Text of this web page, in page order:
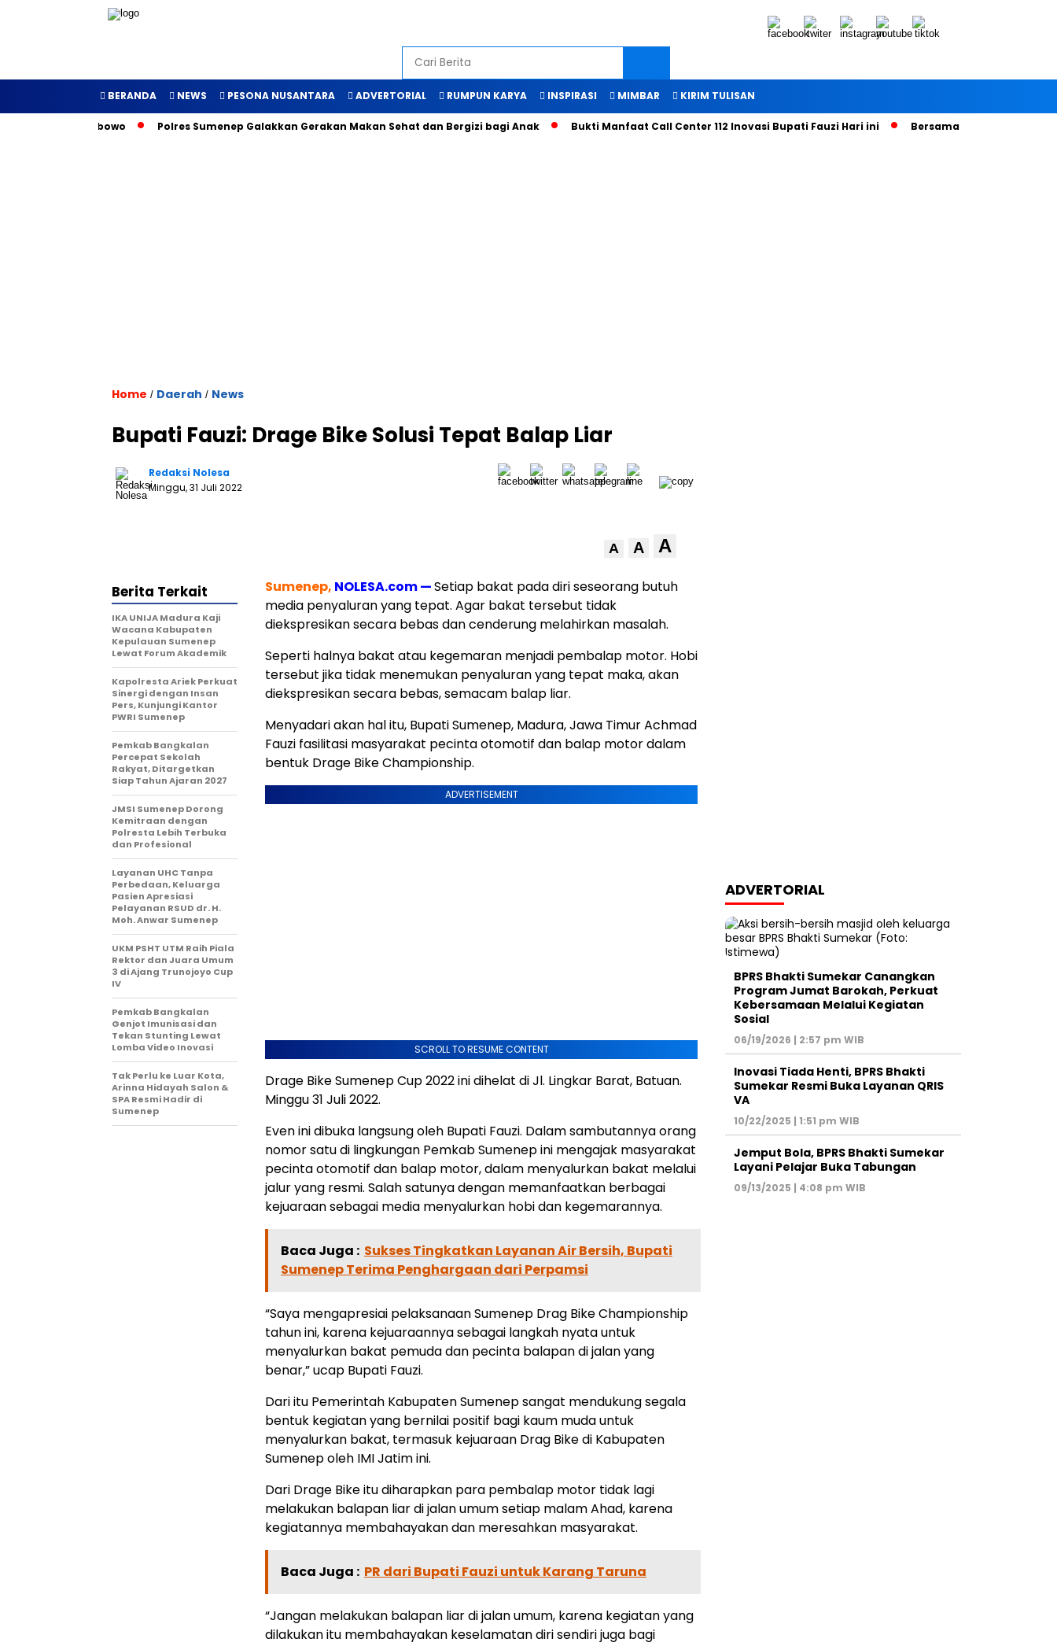
BERANDA NEWS PESONA NUSANTARA ADVERTORIAL RUMPUN KARYA INSPIRASI MIMBAR KIRIM TULISAN
Polres Sumenep Galakkan Gerakan Makan Sehat dan Bergizi bagi Anak Bukti Manfaat Call Center 112 Inovasi Bupati Fauzi Hari ini Bersama Tim KP3, Kapolres
Home / Daerah / News
Bupati Fauzi: Drage Bike Solusi Tepat Balap Liar
Redaksi Nolesa
Minggu, 31 Juli 2022
A A A
Sumenep, NOLESA.com —Setiap bakat pada diri seseorang butuh
media penyaluran yang tepat. Agar bakat tersebut tidak
diekspresikan secara bebas dan cenderung melahirkan masalah.
Seperti halnya bakat atau kegemaran menjadi pembalap motor. Hobi
tersebut jika tidak menemukan penyaluran yang tepat maka, akan
diekspresikan secara bebas, semacam balap liar.
Menyadari akan hal itu, Bupati Sumenep, Madura, Jawa Timur Achmad
Fauzi fasilitasi masyarakat pecinta otomotif dan balap motor dalam
bentuk Drage Bike Championship.
ADVERTISEMENT
SCROLL TO RESUME CONTENT
Drage Bike Sumenep Cup 2022 ini dihelat di Jl. Lingkar Barat, Batuan.
Minggu 31 Juli 2022.
Even ini dibuka langsung oleh Bupati Fauzi. Dalam sambutannya orang
nomor satu di lingkungan Pemkab Sumenep ini mengajak masyarakat
pecinta otomotif dan balap motor, dalam menyalurkan bakat melalui
jalur yang resmi. Salah satunya dengan memanfaatkan berbagai
kejuaraan sebagai media menyalurkan hobi dan kegemarannya.
Baca Juga : Sukses Tingkatkan Layanan Air Bersih, Bupati
Sumenep Terima Penghargaan dari Perpamsi
“Saya mengapresiai pelaksanaan Sumenep Drag Bike Championship
tahun ini, karena kejuaraannya sebagai langkah nyata untuk
menyalurkan bakat pemuda dan pecinta balapan di jalan yang
benar,” ucap Bupati Fauzi.
Dari itu Pemerintah Kabupaten Sumenep sangat mendukung segala
bentuk kegiatan yang bernilai positif bagi kaum muda untuk
menyalurkan bakat, termasuk kejuaraan Drag Bike di Kabupaten
Sumenep oleh IMI Jatim ini.
Dari Drage Bike itu diharapkan para pembalap motor tidak lagi
melakukan balapan liar di jalan umum setiap malam Ahad, karena
kegiatannya membahayakan dan meresahkan masyarakat.
Baca Juga : PR dari Bupati Fauzi untuk Karang Taruna
“Jangan melakukan balapan liar di jalan umum, karena kegiatan yang
dilakukan itu membahayakan keselamatan diri sendiri juga bagi
Berita Terkait
IKA UNIJA Madura Kaji
Wacana Kabupaten
Kepulauan Sumenep
Lewat Forum Akademik
Kapolresta Ariek Perkuat
Sinergi dengan Insan
Pers, Kunjungi Kantor
PWRI Sumenep
Pemkab Bangkalan
Percepat Sekolah
Rakyat, Ditargetkan
Siap Tahun Ajaran 2027
JMSI Sumenep Dorong
Kemitraan dengan
Polresta Lebih Terbuka
dan Profesional
Layanan UHC Tanpa
Perbedaan, Keluarga
Pasien Apresiasi
Pelayanan RSUD dr. H.
Moh. Anwar Sumenep
UKM PSHT UTM Raih Piala
Rektor dan Juara Umum
3 di Ajang Trunojoyo Cup
IV
Pemkab Bangkalan
Genjot Imunisasi dan
Tekan Stunting Lewat
Lomba Video Inovasi
Tak Perlu ke Luar Kota,
Arinna Hidayah Salon &
SPA Resmi Hadir di
Sumenep
ADVERTORIAL
BPRS Bhakti Sumekar Canangkan
Program Jumat Barokah, Perkuat
Kebersamaan Melalui Kegiatan
Sosial
06/19/2026 | 2:57 pm WIB
Inovasi Tiada Henti, BPRS Bhakti
Sumekar Resmi Buka Layanan QRIS
VA
10/22/2025 | 1:51 pm WIB
Jemput Bola, BPRS Bhakti Sumekar
Layani Pelajar Buka Tabungan
09/13/2025 | 4:08 pm WIB